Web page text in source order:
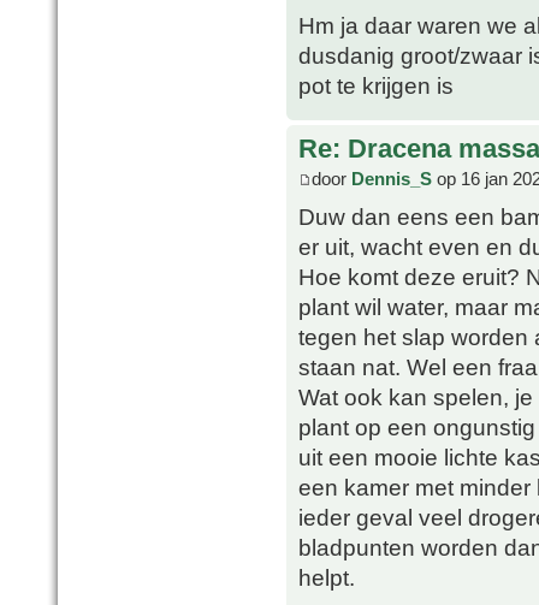
Hm ja daar waren we
dusdanig groot/zwaar
pot te krijgen is
Re: Dracena
door Dennis_S op 16 jan
Duw dan eens een
er uit, wacht even en
Hoe komt deze eruit?
plant wil water, maar
tegen het slap worden
staan nat. Wel een
Wat ook kan spelen,
plant op een
uit een mooie lichte
een kamer met
ieder geval veel
bladpunten worden
helpt.